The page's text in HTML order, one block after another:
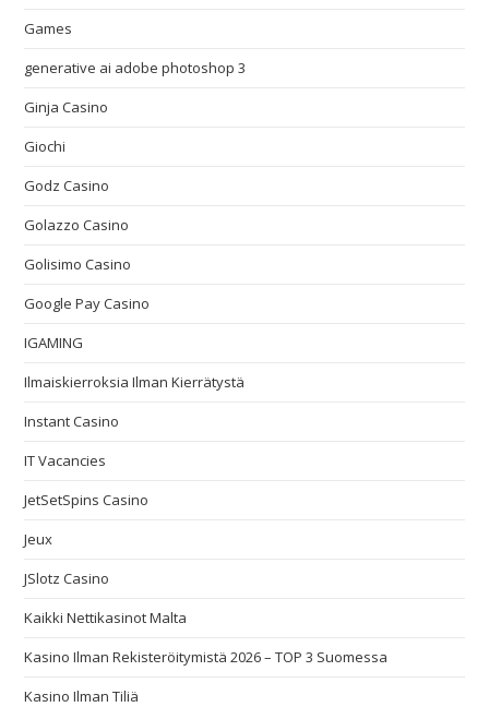
Games
generative ai adobe photoshop 3
Ginja Casino
Giochi
Godz Casino
Golazzo Casino
Golisimo Casino
Google Pay Casino
IGAMING
Ilmaiskierroksia Ilman Kierrätystä
Instant Casino
IT Vacancies
JetSetSpins Casino
Jeux
JSlotz Casino
Kaikki Nettikasinot Malta
Kasino Ilman Rekisteröitymistä 2026 – TOP 3 Suomessa
Kasino Ilman Tiliä